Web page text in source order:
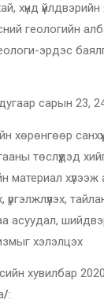
хүнд
геологийн
эрдэс
сарын 23,
хөрөнгөөр
төслүүдэд
материал хүлээж
үргэлжлүүлэх,
асуудал,
хэлэлцэх
хувилбар
/: